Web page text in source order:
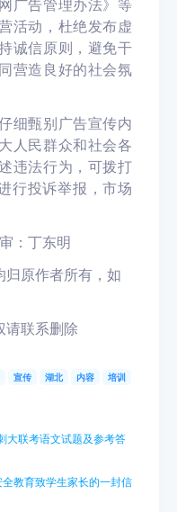
广告管理办法》等
活动，杜绝发布虚
诚信原则，避免干
营造良好的社会氛
细甄别广告宣传内
人民群众和社会各
违法行为，可拨打
行投诉举报，市场
：丁东明
归原作者所有，如
请联系删除
宣传 湖北 内容 培训
大联考语文试题及参考答
教育致学生家长的一封信